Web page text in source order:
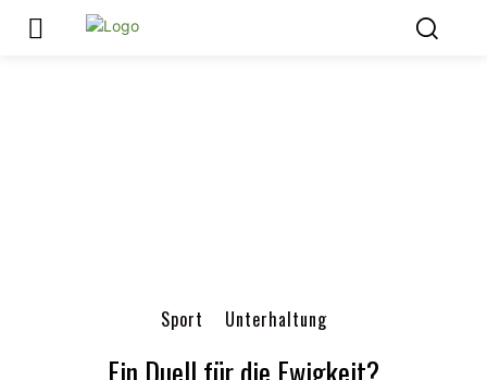
Sport Unterhaltung
Ein Duell für die Ewigkeit?